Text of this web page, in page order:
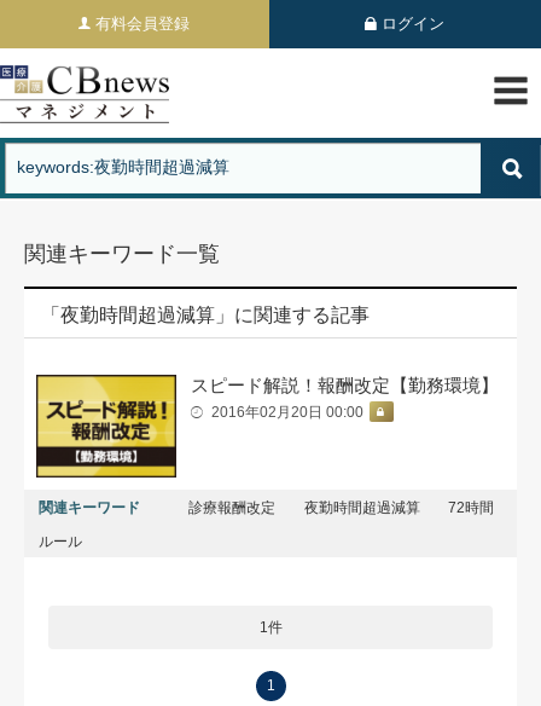
有料会員登録 ログイン
関連キーワード一覧
「夜勤時間超過減算」に関連する記事
スピード解説！報酬改定【勤務環境】
2016年02月20日 00:00
関連キーワード 診療報酬改定 夜勤時間超過減算
72時間
ルール
1件
1